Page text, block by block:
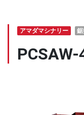
アマダマシナリー